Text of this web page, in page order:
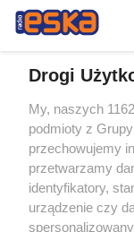
Żaden utwór
rozpowszechniany
tym także
eksploatacji w
Internecie bez
wykorzystanie
tzn. bez właściwej
ścigane prawnie.
Drogi
My, naszych
podmioty z
przechowujemy
przetwarzamy
identyfikatory,
urządzenie czy